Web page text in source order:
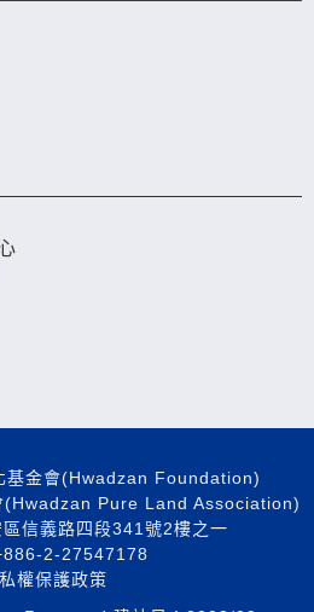
基金會(Hwadzan Foundation)
(Hwadzan Pure Land Association)
信義路四段341號2樓之一
2-27547178
權保護政策